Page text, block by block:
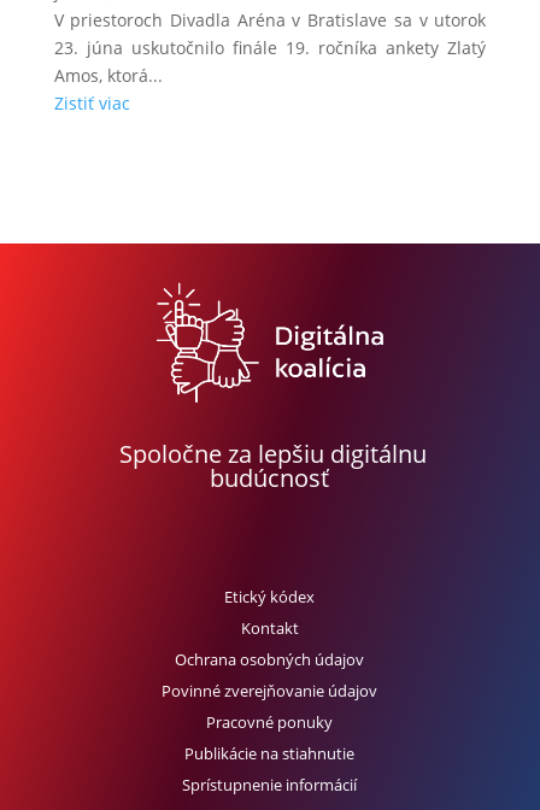
V priestoroch Divadla Aréna v Bratislave sa v utorok
23. júna uskutočnilo finále 19. ročníka ankety Zlatý
Amos, ktorá...
Zistiť viac
Spoločne za lepšiu digitálnu
budúcnosť
Etický kódex
Kontakt
Ochrana osobných údajov
Povinné zverejňovanie údajov
Pracovné ponuky
Publikácie na stiahnutie
Sprístupnenie informácií